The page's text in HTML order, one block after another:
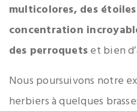
multicolores, des
concentration
des perroquetset bien
Nous poursuivons notre
herbiers à quelques